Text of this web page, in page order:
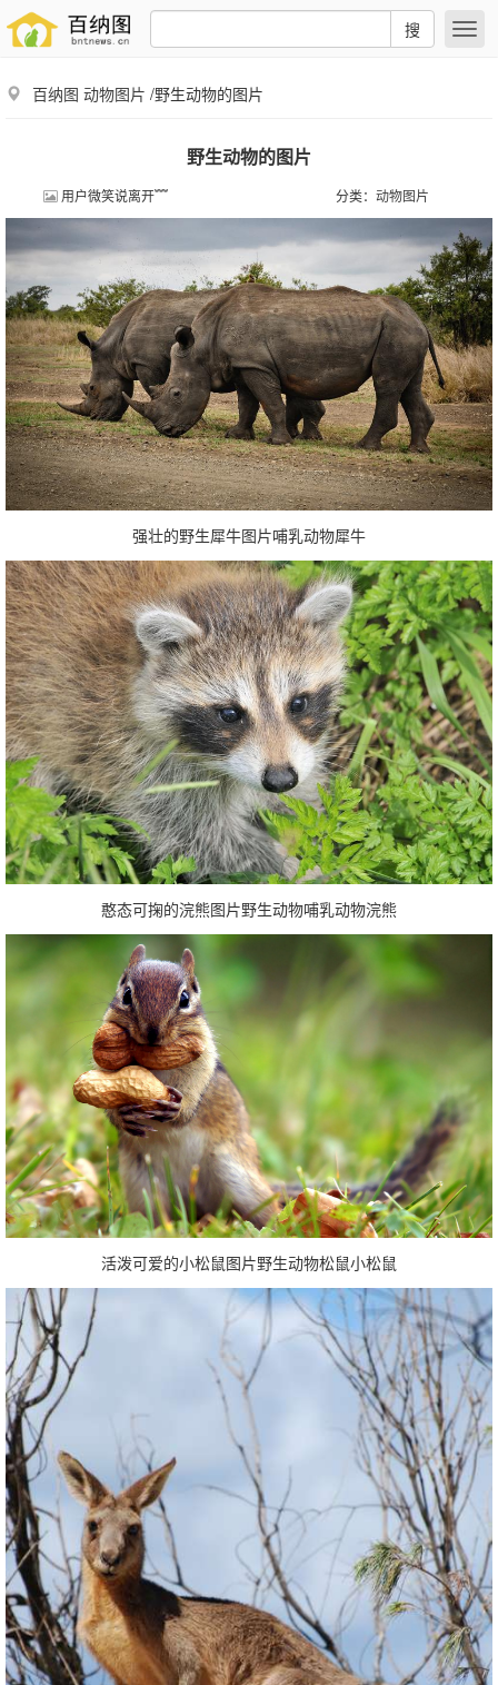
搜
百纳图 动物图片 /野生动物的图片
野生动物的图片
用户微笑说离开﹌ 分类： 动物图片
强壮的野生犀牛图片哺乳动物犀牛
憨态可掬的浣熊图片野生动物哺乳动物浣熊
活泼可爱的小松鼠图片野生动物松鼠小松鼠